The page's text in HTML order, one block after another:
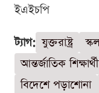
ইএইচপি
ট্যাগ: যুক্তরাষ্ট্র
আন্তর্জাতিক শিক্ষার্থী
বিদেশে পড়াশোনা